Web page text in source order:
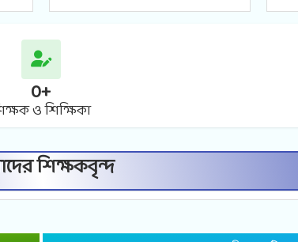
0+
ও শিক্ষিকা
শিক্ষকবৃন্দ